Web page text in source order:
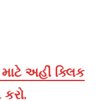
અહીં ક્લિક